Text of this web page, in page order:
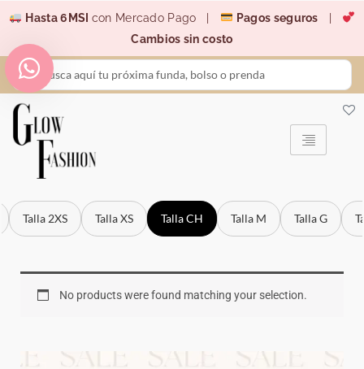
contenido
Hasta 6MSI con Mercado Pago | Pagos seguros
Cambios sin costo
Search
...
Talla 2XS Talla XS Talla CH Talla M Talla G
No products were found matching your selection.